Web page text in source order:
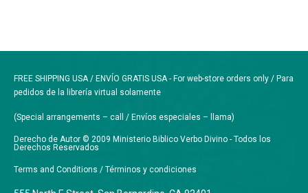
FREE SHIPPING USA / ENVÍO GRATIS USA - For web-store orders only / Para
pedidos de la librería virtual solamente
(Special arrangements – call / Envíos especiales – llama)
Derecho de Autor © 2009 Ministerio Biblico Verbo Divino - Todos los
Derechos Reservados
Terms and Conditions / Términos y condiciones